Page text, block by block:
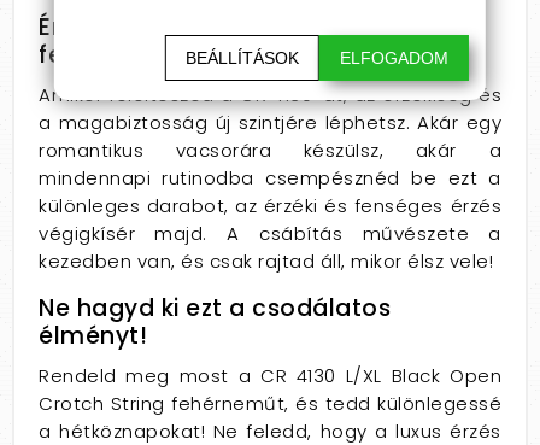
Érzelmi hatások, amelyeket a
fehérnemű kiválthat
Amikor felölteszed a CR 4130-at, az érzékiség és
a magabiztosság új szintjére léphetsz. Akár egy
romantikus vacsorára készülsz, akár a
mindennapi rutinodba csempésznéd be ezt a
különleges darabot, az érzéki és fenséges érzés
végigkísér majd. A csábítás művészete a
kezedben van, és csak rajtad áll, mikor élsz vele!
Ne hagyd ki ezt a csodálatos
élményt!
Rendeld meg most a CR 4130 L/XL Black Open
Crotch String fehérneműt, és tedd különlegessé
a hétköznapokat! Ne feledd, hogy a luxus érzés
BEÁLLÍTÁSOK ELFOGADOM